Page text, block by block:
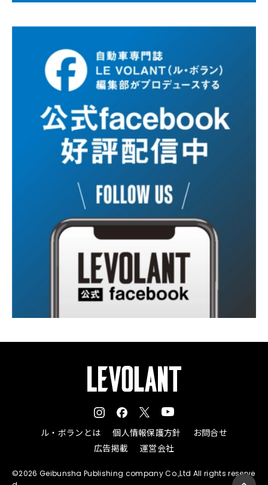
ル・ボランとは 個人情報保護方針
お問合せ
広告掲載
運営会社
©2026 Geibunsha Publishing company Co.,Ltd All rights reserve